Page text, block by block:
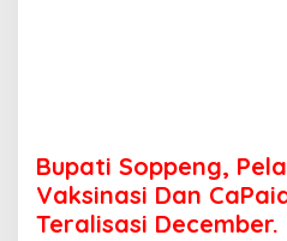
Bupati Soppeng,
Vaksinasi Dan
Teralisasi December.